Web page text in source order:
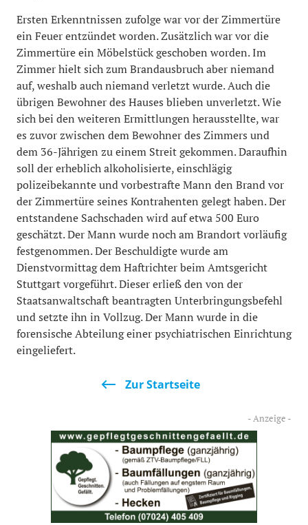
Ersten Erkenntnissen zufolge war vor der Zimmertüre
ein Feuer entzündet worden. Zusätzlich war vor die
Zimmertüre ein Möbelstück geschoben worden. Im
Zimmer hielt sich zum Brandausbruch aber niemand
auf, weshalb auch niemand verletzt wurde. Auch die
übrigen Bewohner des Hauses blieben unverletzt. Wie
sich bei den weiteren Ermittlungen herausstellte, war
es zuvor zwischen dem Bewohner des Zimmers und
dem 36-Jährigen zu einem Streit gekommen. Daraufhin
soll der erheblich alkoholisierte, einschlägig
polizeibekannte und vorbestrafte Mann den Brand vor
der Zimmertüre seines Kontrahenten gelegt haben. Der
entstandene Sachschaden wird auf etwa 500 Euro
geschätzt. Der Mann wurde noch am Brandort vorläufig
festgenommen. Der Beschuldigte wurde am
Dienstvormittag dem Haftrichter beim Amtsgericht
Stuttgart vorgeführt. Dieser erließ den von der
Staatsanwaltschaft beantragten Unterbringungsbefehl
und setzte ihn in Vollzug. Der Mann wurde in die
forensische Abteilung einer psychiatrischen Einrichtung
eingeliefert.
Zur Startseite